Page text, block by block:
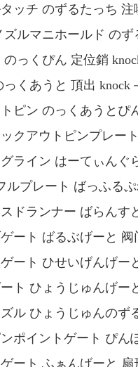
ッチ のずるたっち
ルマニホールド の
のっくぴん 定位銷
くあうと 頂出 knock
ピン のっくあうと
クアウトピンプレ
ライン はーてぃん
ルプレート ばっふる
ドランナー ばらんす
ート ばるぶげーと
ート ひせいげんげー
ト ひょうじゅんげー
ル ひょうじゅんのず
ポイントゲート ぴ
ート ふぁんげーと